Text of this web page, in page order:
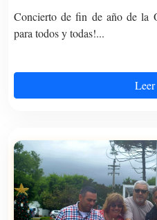
Concierto de fin de año de la
para todos y todas!...
Leer